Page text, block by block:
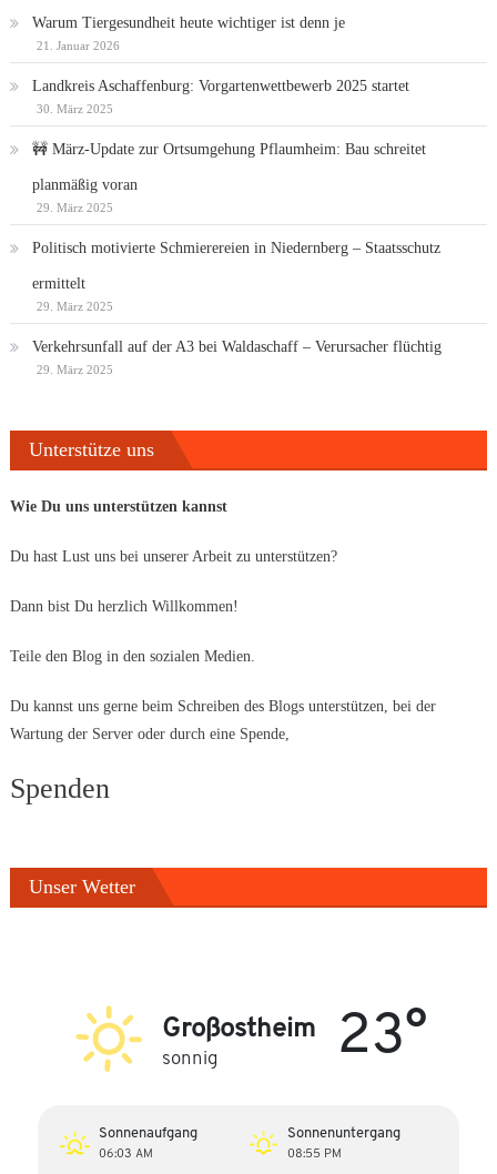
Warum Tiergesundheit heute wichtiger ist denn je
21. Januar 2026
Landkreis Aschaffenburg: Vorgartenwettbewerb 2025 startet
30. März 2025
🚧 März-Update zur Ortsumgehung Pflaumheim: Bau schreitet
planmäßig voran
29. März 2025
Politisch motivierte Schmierereien in Niedernberg – Staatsschutz
ermittelt
29. März 2025
Verkehrsunfall auf der A3 bei Waldaschaff – Verursacher flüchtig
29. März 2025
Unterstütze uns
Wie Du uns unterstützen kannst
Du hast Lust uns bei unserer Arbeit zu unterstützen?
Dann bist Du herzlich Willkommen!
Teile den Blog in den sozialen Medien.
Du kannst uns gerne beim Schreiben des Blogs unterstützen, bei der
Wartung der Server oder durch eine Spende,
Spenden
Unser Wetter
Großostheim
sonnig 23°
Sonnenaufgang
06:03 AM
Sonnenuntergang
08:55 PM